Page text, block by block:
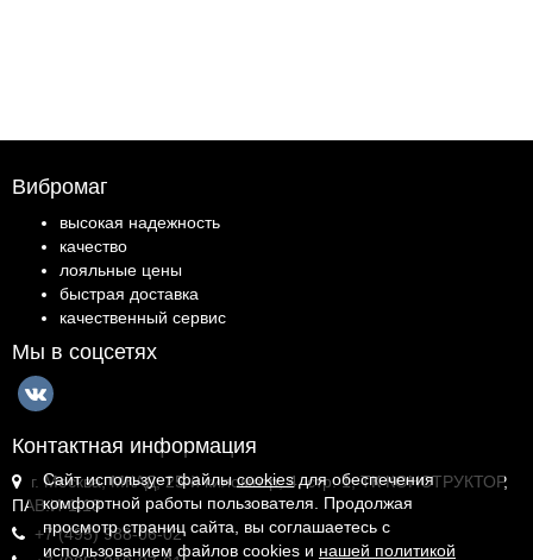
Вибромаг
высокая надежность
качество
лояльные цены
быстрая доставка
качественный сервис
Мы в соцсетях
Контактная информация
г. Москва, МКАД, 25-й километр, 4, стр. 1, ТК КОНСТРУКТОР,
ПАВ.И-1.18
+7 (495) 988-06-02
Сайт использует файлыcookiesдля обеспечения
комфортной работы пользователя. Продолжая
просмотр страниц сайта, вы соглашаетесь с
использованием файлов cookies и нашей политикой